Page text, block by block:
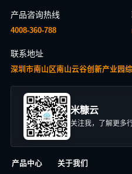
产品咨询热线
4008-360-788
联系地址
深圳市南山区南山云谷创新产业园
米糠云
关注我，了解更多
产品中心 关于我们